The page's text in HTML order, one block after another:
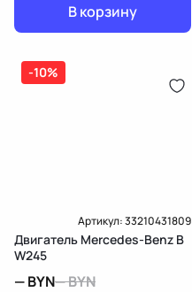
В корзину
-10%
Артикул:33210431809
Двигатель Mercedes-Benz B
W245
—BYN—BYN